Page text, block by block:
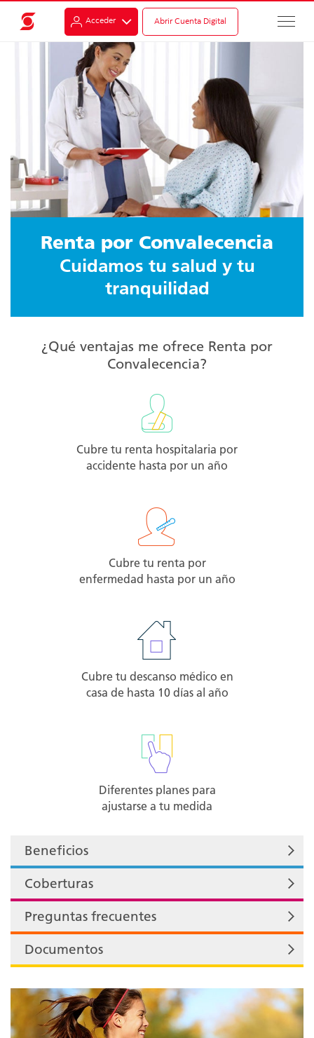
Acceder Abrir Cuenta Digital
Renta por Convalecencia
Cuidamos tu salud y tu
tranquilidad
¿Qué ventajas me ofrece Renta por
Convalecencia?
Cubre tu renta hospitalaria por
accidente hasta por un año
Cubre tu renta por
enfermedad hasta por un año
Cubre tu descanso médico en
casa de hasta 10 días al año
Diferentes planes para
ajustarse a tu medida
Beneficios
Coberturas
Preguntas frecuentes
Documentos